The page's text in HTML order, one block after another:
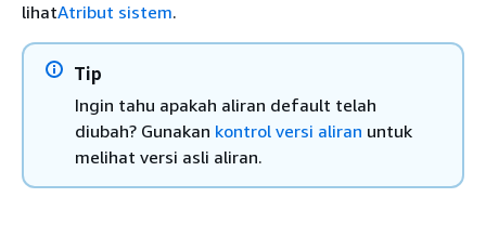
lihatAtribut sistem.
Tip
Ingin tahu apakah aliran default telah
diubah? Gunakan kontrol versi aliran untuk
melihat versi asli aliran.